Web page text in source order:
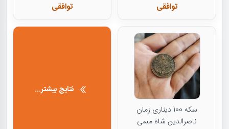
توافقی توافقی
سکه 100 دیناری زمان
ناصرالدین شاه مسی
نتایج بیشتر...